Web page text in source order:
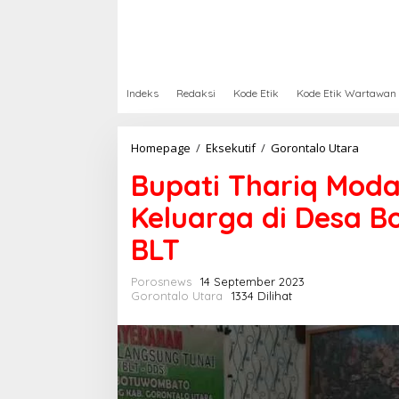
Indeks Redaksi Kode Etik Kode Etik Wartawan
Homepage / Eksekutif / Gorontalo Utara
p
a
t
i
q
M
o
d
Bupati Thariq
Keluarga di Desa
BLT
Porosnews
14 September 2023
Gorontalo Utara
1334 Dilihat